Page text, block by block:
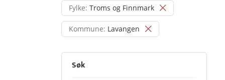
Fylke: Troms og Finnmark
Kommune: Lavangen
Søk